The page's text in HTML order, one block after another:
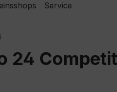
Service
24